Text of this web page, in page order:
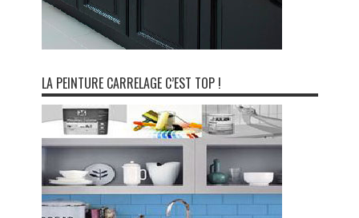
LA PEINTURE CARRELAGE C’EST TOP !